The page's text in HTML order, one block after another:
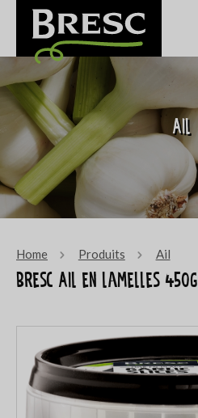
Ail
Home Produits Ail
Bresc Ail en lamelles 450g